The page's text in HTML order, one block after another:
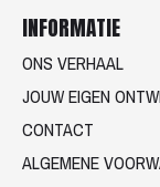
INFORMATIE
ONS VERHAAL
JOUW EIGEN
CONTACT
ALGEMENE